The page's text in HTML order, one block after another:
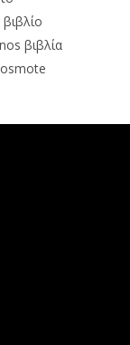
βιβλία